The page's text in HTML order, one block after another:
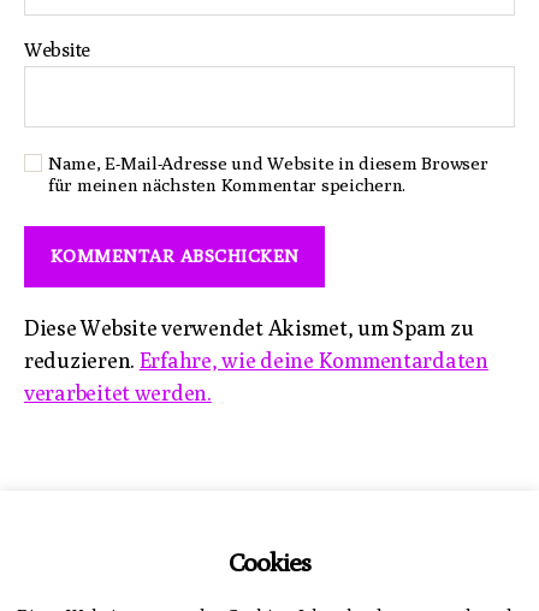
Website
Name, E-Mail-Adresse und Website in diesem Browser
für meinen nächsten Kommentar speichern.
Diese Website verwendet Akismet, um Spam zu
reduzieren. Erfahre, wie deine Kommentardaten
verarbeitet werden.
DatenschutzerklärungCookies